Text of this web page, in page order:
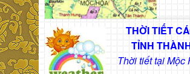
THỜI TIẾT
TỈNH
Thời tiết tại Mộc